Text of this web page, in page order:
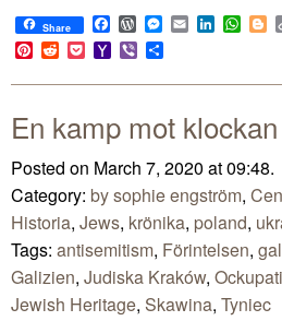
Share Facebook
WordPress
Messenger
EmailLinkedIn
Pinterest
RedditPocketYahoo
Mail
Viber
En kamp mot klockan
Posted on March 7, 2020 at 09:48.
Category: by sophie engström,
Historia, Jews, krönika, poland,
Tags: antisemitism, Förintelsen,
Galizien, Judiska Kraków,
Jewish Heritage, Skawina, Tyniec